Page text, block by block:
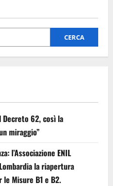
CERCA
62, così la
miraggio”
l’Associazione ENIL
la riapertura
Misure B1 e B2.